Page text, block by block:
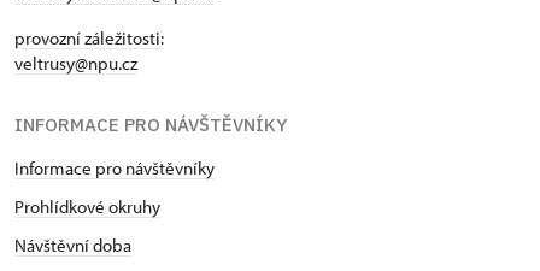
provozní záležitosti:
veltrusy@npu.cz
INFORMACE PRO NÁVŠTĚVNÍKY
Informace pro návštěvníky
Prohlídkové okruhy
Návštěvní doba